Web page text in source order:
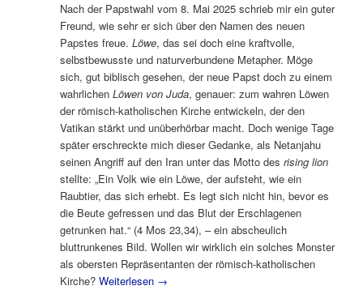
Nach der Papstwahl vom 8. Mai 2025 schrieb mir ein guter
Freund, wie sehr er sich über den Namen des neuen
Papstes freue.Löwe, das sei doch eine kraftvolle,
selbstbewusste und naturverbundene Metapher. Möge
sich, gut biblisch gesehen, der neue Papst doch zu einem
wahrlichenLöwen von Juda, genauer: zum wahren Löwen
der römisch-katholischen Kirche entwickeln, der den
Vatikan stärkt und unüberhörbar macht. Doch wenige Tage
später erschreckte mich dieser Gedanke, als Netanjahu
seinen Angriff auf den Iran unter das Motto desrising lion
stellte: „Ein Volk wie ein Löwe, der aufsteht, wie ein
Raubtier, das sich erhebt. Es legt sich nicht hin, bevor es
die Beute gefressen und das Blut der Erschlagenen
getrunken hat.“ (4 Mos 23,34), – ein abscheulich
bluttrunkenes Bild. Wollen wir wirklich ein solches Monster
als obersten Repräsentanten der römisch-katholischen
Kirche?Weiterlesen →